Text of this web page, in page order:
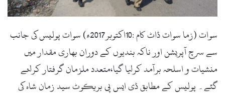
l
سوات (زما سوات ڈاٹ کام :10اکتوبر2017ء) سوات پولیس کی جانب
سے سرچ آپریشن اور ناکہ بندیوں کے دوران بھاری مقدار میں
منشیات و اسلحہ برآمد کرلیا گیا،متعدد ملزمان گرفتار کرلئے
گئے۔ پولیس کے مطابق ڈی ایس پی بریکوٹ سید زمان شاہ کی